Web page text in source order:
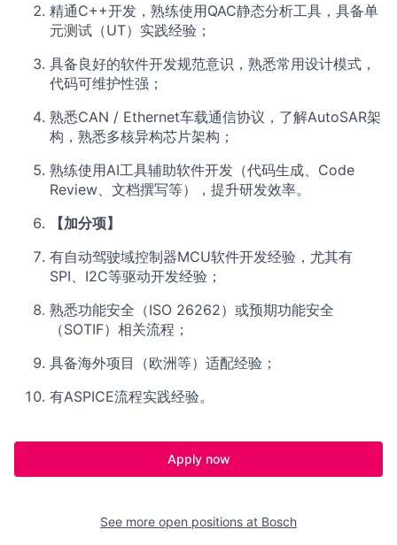
精通C++开发，熟练使用QAC静态分析工具，具备单
元测试（UT）实践经验；
具备良好的软件开发规范意识，熟悉常用设计模式，
代码可维护性强；
熟悉CAN / Ethernet车载通信协议，了解AutoSAR架
构，熟悉多核异构芯片架构；
熟练使用AI工具辅助软件开发（代码生成、Code
Review、文档撰写等），提升研发效率。
【加分项】
有自动驾驶域控制器MCU软件开发经验，尤其有
SPI、I2C等驱动开发经验；
熟悉功能安全（ISO 26262）或预期功能安全
（SOTIF）相关流程；
具备海外项目（欧洲等）适配经验；
有ASPICE流程实践经验。
Apply now
See more open positions at Bosch